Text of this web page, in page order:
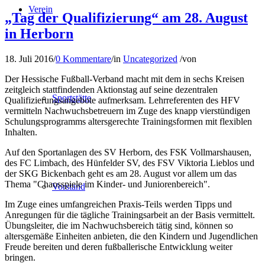
Verein
Sportstätte
Vorstand
„Tag der Qualifizierung“ am 28. August
in Herborn
18. Juli 2016/0 Kommentare/in Uncategorized /von
Der Hessische Fußball-Verband macht mit dem in sechs Kreisen
zeitgleich stattfindenden Aktionstag auf seine dezentralen
Qualifizierungsangebote aufmerksam. Lehrreferenten des HFV
vermitteln Nachwuchsbetreuern im Zuge des knapp vierstündigen
Schulungsprogramms altersgerechte Trainingsformen mit flexiblen
Inhalten.
Auf den Sportanlagen des SV Herborn, des FSK Vollmarshausen,
des FC Limbach, des Hünfelder SV, des FSV Viktoria Lieblos und
der SKG Bickenbach geht es am 28. August vor allem um das
Thema "Chaosspiele im Kinder- und Juniorenbereich".
Im Zuge eines umfangreichen Praxis-Teils werden Tipps und
Anregungen für die tägliche Trainingsarbeit an der Basis vermittelt.
Übungsleiter, die im Nachwuchsbereich tätig sind, können so
altersgemäße Einheiten anbieten, die den Kindern und Jugendlichen
Freude bereiten und deren fußballerische Entwicklung weiter
bringen.